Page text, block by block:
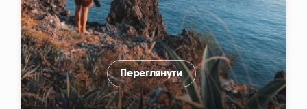
Переглянути